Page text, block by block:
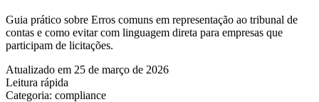
Guia prático sobre Erros comuns em representação ao tribunal de
contas e como evitar com linguagem direta para empresas que
participam de licitações.
Atualizado em 25 de março de 2026
Leitura rápida
Categoria: compliance